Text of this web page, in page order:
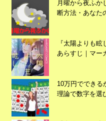
月曜から夜ふか
断方法・あなた
『太陽よりも
あらすじ｜マー
10万円でできる
理論で数字を選